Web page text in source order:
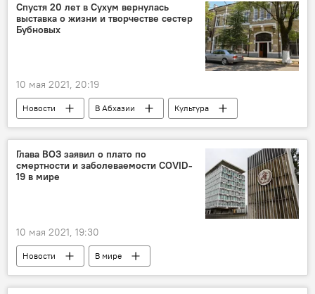
Спустя 20 лет в Сухум вернулась
выставка о жизни и творчестве сестер
Бубновых
10 мая 2021, 20:19
Новости В Абхазии Культура
Глава ВОЗ заявил о плато по
смертности и заболеваемости COVID-
19 в мире
10 мая 2021, 19:30
Новости В мире